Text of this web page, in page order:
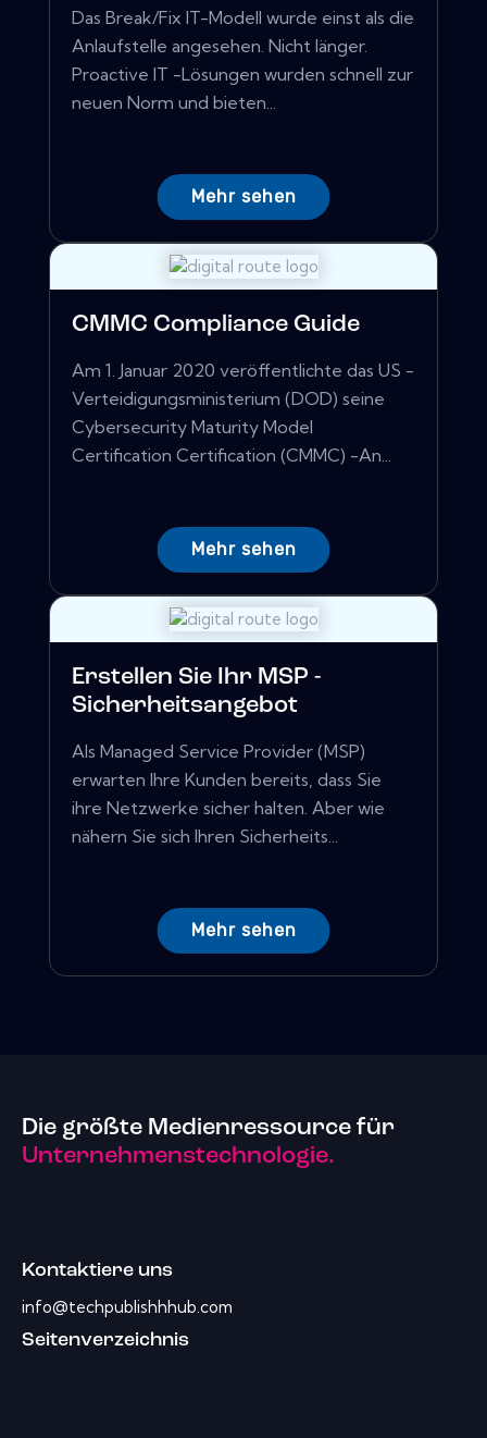
Das Break/Fix IT-Modell wurde einst als die
Anlaufstelle angesehen. Nicht länger.
Proactive IT -Lösungen wurden schnell zur
neuen Norm und bieten...
Mehr sehen
CMMC Compliance Guide
Am 1. Januar 2020 veröffentlichte das US -
Verteidigungsministerium (DOD) seine
Cybersecurity Maturity Model
Certification Certification (CMMC) -An...
Mehr sehen
Erstellen Sie Ihr MSP -
Sicherheitsangebot
Als Managed Service Provider (MSP)
erwarten Ihre Kunden bereits, dass Sie
ihre Netzwerke sicher halten. Aber wie
nähern Sie sich Ihren Sicherheits...
Mehr sehen
Die größte Medienressource für
Unternehmenstechnologie.
Kontaktiere uns
info@techpublishhhub.com
Seitenverzeichnis